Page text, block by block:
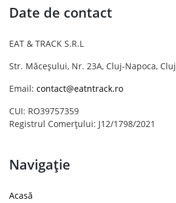
Date de contact
EAT & TRACK S.R.L
Str. Măceșului, Nr. 23A, Cluj-Napoca, Cluj
Email: contact@eatntrack.ro
CUI: RO39757359
Registrul Comerțului: J12/1798/2021
Navigație
Acasă